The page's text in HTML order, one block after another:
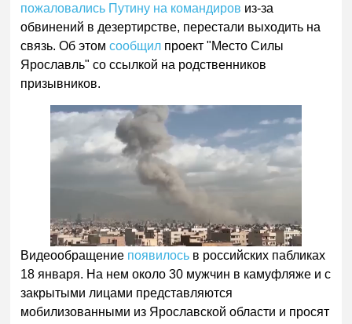
пожаловались Путину на командиров из-за
обвинений в дезертирстве, перестали выходить на
связь. Об этомсообщил проект "Место Силы
Ярославль" со ссылкой на родственников
призывников.
Видеообращение появилось в российских пабликах
18 января. На нем около 30 мужчин в камуфляже и с
закрытыми лицами представляются
мобилизованными из Ярославской области и просят